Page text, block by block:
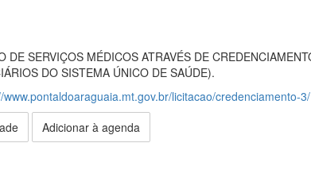
SERVIÇOS MÉDICOS ATRAVÉS DE
DO SISTEMA ÚNICO DE SAÚDE).
www.pontaldoaraguaia.mt.gov.br/licitacao/credenciamento-3/
Adicionar à agenda